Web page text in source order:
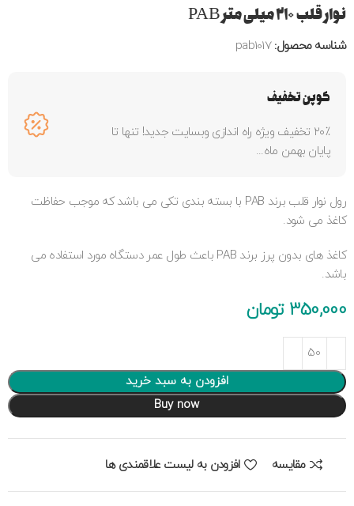
نوار قلب ۲۱۰ میلی متر PAB
شناسه محصول:pab1017
کوپن تخفیف
۲۰٪ تخفیف ویژه راه اندازی وبسایت جدید! تنها تا
پایان بهمن ماه...
رول نوار قلب برند PAB با بسته بندی تکی می باشد که موجب حفاظت
کاغذ می شود.
کاغذ های بدون پرز برند PAB باعث طول عمر دستگاه مورد استفاده می
باشد.
350,000 تومان
افزودن به سبد خرید
Buy now
مقایسه افزودن به لیست علاقمندی ها